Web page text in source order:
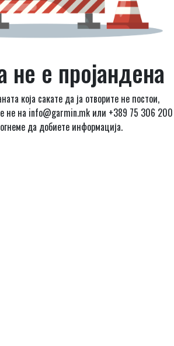
не е пројандена
која сакате да ја отворите не постои,
не на info@garmin.mk или +389 75 306 200
да добиете информација.